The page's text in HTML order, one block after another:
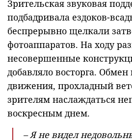
Зрительская звуковая
подбадривала ездоков-
беспрерывно щелкали
фотоаппаратов. На ходу
несовершенные
добавляло восторга.
движения, прохладный
зрителям наслаждаться
воскресным днем.
– Я не видел